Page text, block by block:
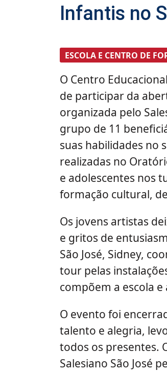
Infantis no
ESCOLA E CENTRO DE
O Centro
de participar da
organizada pelo
grupo de 11
suas habilidades no
realizadas no
e adolescentes nos
formação cultural,
Os jovens artistas
e gritos de
São José, Sidney,
tour pelas
compõem a escola
O evento foi
talento e alegria,
todos os presentes.
Salesiano São José